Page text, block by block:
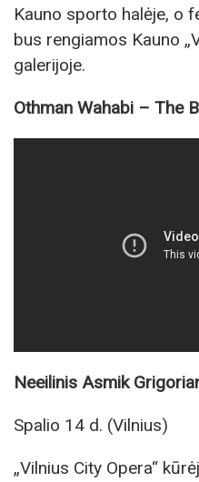
Kauno sporto halėje, o
bus rengiamos Kauno
galerijoje.
Othman Wahabi – The
Neeilinis Asmik
Spalio 14 d. (Vilnius)
„Vilnius City Opera“